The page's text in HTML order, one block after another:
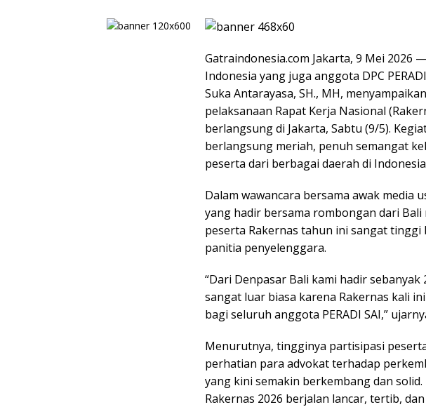
Gatraindonesia.com Jakarta, 9 Mei 2026
Indonesia yang juga anggota DPC
Suka Antarayasa, SH., MH,
pelaksanaan Rapat Kerja Nasional
berlangsung di Jakarta, Sabtu (9/5).
berlangsung meriah, penuh semangat
peserta dari berbagai daerah di
Dalam wawancara bersama awak media
yang hadir bersama rombongan dari
peserta Rakernas tahun ini sangat
panitia penyelenggara.
“Dari Denpasar Bali kami hadir
sangat luar biasa karena Rakernas kali
bagi seluruh anggota PERADI SAI,”
Menurutnya, tingginya partisipasi
perhatian para advokat terhadap
yang kini semakin berkembang dan
Rakernas 2026 berjalan lancar, tertib,